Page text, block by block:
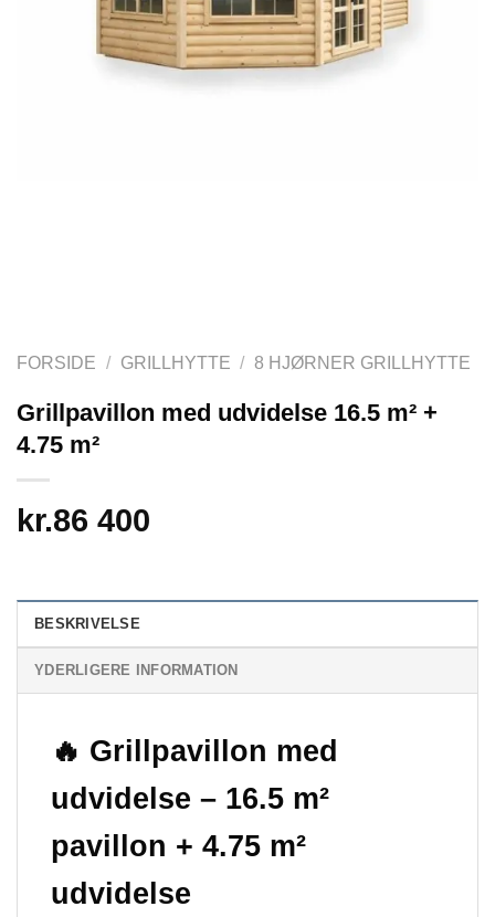
FORSIDE / GRILLHYTTE / 8 HJØRNER GRILLHYTTE
Grillpavillon med udvidelse 16.5 m² +
4.75 m²
kr.86 400
BESKRIVELSE
YDERLIGERE INFORMATION
🔥 Grillpavillon med
udvidelse – 16.5 m²
pavillon + 4.75 m²
udvidelse